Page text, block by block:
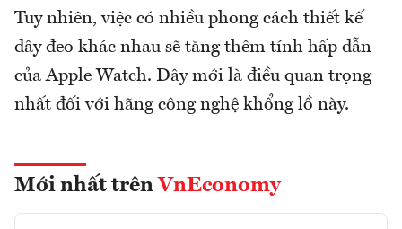
Tuy nhiên, việc có nhiều phong cách thiết kế
dây đeo khác nhau sẽ tăng thêm tính hấp dẫn
của Apple Watch. Đây mới là điều quan trọng
nhất đối với hãng công nghệ khổng lồ này.
Mới nhất trên VnEconomy